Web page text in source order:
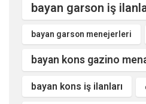
bayan garson iş
bayan garson menejerleri
bayan kons gazino
bayan kons iş ilanları